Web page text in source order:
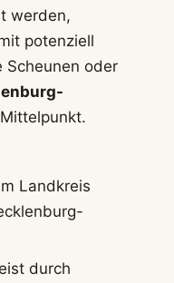
werden,
potenziell
Scheunen oder
Landkreis
durch